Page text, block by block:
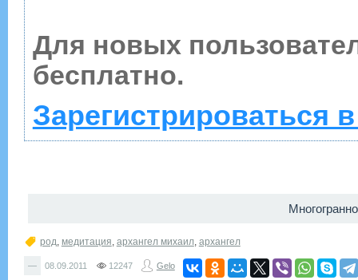
Для новых
бесплатно.
Зарегистрироваться
род, медитация, архангел михаил, архангел
— 08.09.2011 12247 Gelo